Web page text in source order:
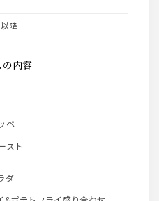
の内容
ペ
スト
ダ
降